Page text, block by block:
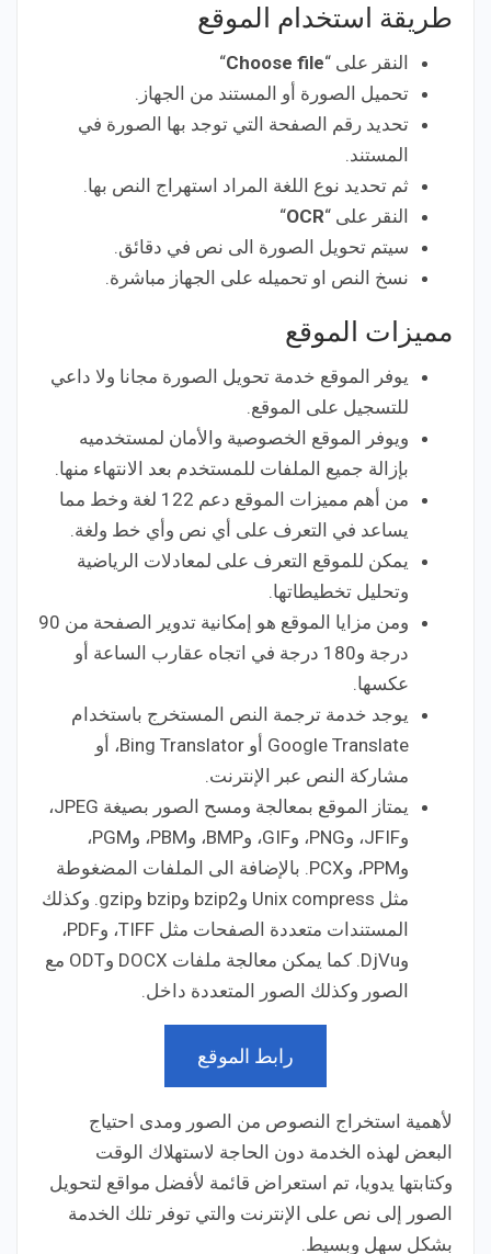
طريقة استخدام الموقع
النقر على “Choose file
“
تحميل الصورة أو المستند من الجهاز.
تحديد رقم الصفحة التي توجد بها الصورة في
المستند.
ثم تحديد نوع اللغة المراد استهراج النص بها.
النقر على “OCR
“
سيتم تحويل الصورة الى نص في دقائق.
نسخ النص او تحميله على الجهاز مباشرة.
مميزات الموقع
يوفر الموقع خدمة تحويل الصورة مجانا ولا داعي
للتسجيل على الموقع.
ويوفر الموقع الخصوصية والأمان لمستخدميه
بإزالة جميع الملفات للمستخدم بعد الانتهاء منها.
من أهم مميزات الموقع دعم 122 لغة وخط مما
يساعد في التعرف على أي نص وأي خط ولغة.
يمكن للموقع التعرف على لمعادلات الرياضية
وتحليل تخطيطاتها.
ومن مزايا الموقع هو إمكانية تدوير الصفحة من 90
درجة و180 درجة في اتجاه عقارب الساعة أو
عكسها.
يوجد خدمة ترجمة النص المستخرج باستخدام
Google Translate أو Bing Translator، أو
مشاركة النص عبر الإنترنت.
يمتاز الموقع بمعالجة ومسح الصور بصيغة JPEG،
وJFIF، وPNG، وGIF، وBMP، وPBM، وPGM،
وPPM، وPCX. بالإضافة الى الملفات المضغوطة
مثل Unix compress وbzip2 وbzip وgzip. وكذلك
المستندات متعددة الصفحات مثل TIFF، وPDF،
وDjVu. كما يمكن معالجة ملفات DOCX وODT مع
الصور وكذلك الصور المتعددة داخل.
رابط الموقع
لأهمية استخراج النصوص من الصور ومدى احتياج
البعض لهذه الخدمة دون الحاجة لاستهلاك الوقت
وكتابتها يدويا، تم استعراض قائمة لأفضل مواقع لتحويل
الصور إلى نص على الإنترنت والتي توفر تلك الخدمة
بشكل سهل وبسيط.